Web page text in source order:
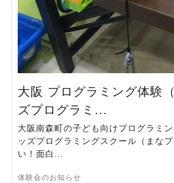
大阪 プログラミング体験
ズプログラミ...
大阪南森町の子ども向けプログラミ
ッズプログラミングスクール（まな
い！面白...
体験会のお知らせ